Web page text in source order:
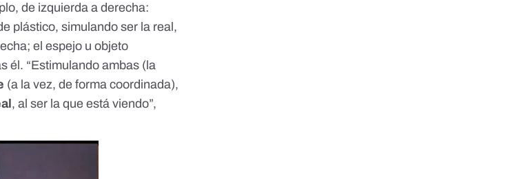
de izquierda a derecha:
plástico, simulando ser la real,
el espejo u objeto
él. “Estimulando ambas (la
(a la vez, de forma coordinada),
, al ser la que está viendo”,